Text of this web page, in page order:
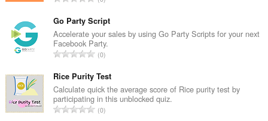
v
i
o
i
a
y
h
Go Party Script
Accelerate your sales by using Go Party Scripts for your next
Facebook Party.
A
v
i
o
i
0
Rice Purity Test
Calculate quick the average score of Rice purity test by
participating in this unblocked quiz.
A0